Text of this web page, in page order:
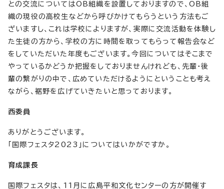
との交流についてはOB組織を設置しておりますので、OB組
織の現役の高校生などから呼びかけてもらうという方法もご
ざいますし、これは学校によりますが、実際に交流活動を体験し
た生徒の方から、学校の方に時間を取ってもらって報告会など
をしていただいた年度もございます。今回についてはそこまで
やっているかどうか把握をしておりませんけれども、先輩・後
輩の繋がりの中で、広めていただけるようにということも考え
ながら、裾野を広げていきたいと思っております。
西委員
ありがとうございます。
「国際フェスタ2023」についてはいかがですか。
育成課長
国際フェスタは、11月に広島平和文化センターの方が開催す